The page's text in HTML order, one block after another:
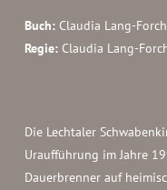
Buch: Claudia Lang-
Regie: Claudia Lang-
Die Lechtaler
Uraufführung im Jahre
Dauerbrenner auf